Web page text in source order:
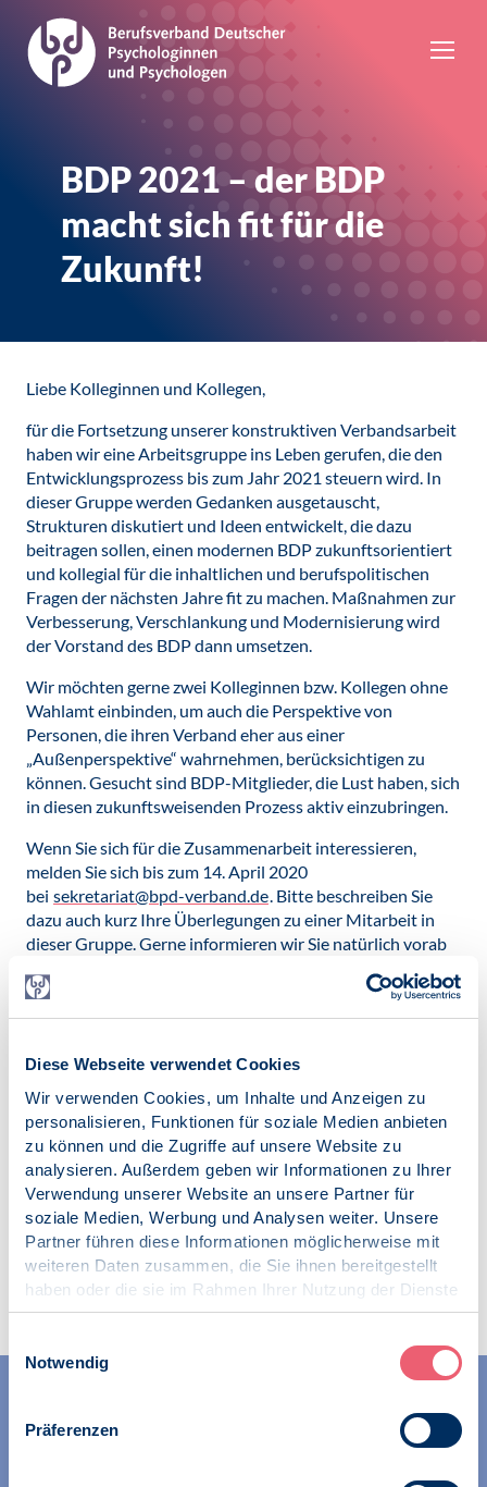
Diese Webseite verwendet Cookies
Wir verwenden Cookies, um Inhalte und Anzeigen zu
personalisieren, Funktionen für soziale Medien anbieten
zu können und die Zugriffe auf unsere Website zu
analysieren. Außerdem geben wir Informationen zu Ihrer
Verwendung unserer Website an unsere Partner für
soziale Medien, Werbung und Analysen weiter. Unsere
Partner führen diese Informationen möglicherweise mit
weiteren Daten zusammen, die Sie ihnen bereitgestellt
haben oder die sie im Rahmen Ihrer Nutzung der Dienste
gesammelt haben.
Notwendig
Präferenzen
BDP 2021 – der BDP
macht sich fit für die
Zukunft!
Liebe Kolleginnen und Kollegen,
für die Fortsetzung unserer konstruktiven Verbandsarbeit
haben wir eine Arbeitsgruppe ins Leben gerufen, die den
Entwicklungsprozess bis zum Jahr 2021 steuern wird. In
dieser Gruppe werden Gedanken ausgetauscht,
Strukturen diskutiert und Ideen entwickelt, die dazu
beitragen sollen, einen modernen BDP zukunftsorientiert
und kollegial für die inhaltlichen und berufspolitischen
Fragen der nächsten Jahre fit zu machen. Maßnahmen zur
Verbesserung, Verschlankung und Modernisierung wird
der Vorstand des BDP dann umsetzen.
Wir möchten gerne zwei Kolleginnen bzw. Kollegen ohne
Wahlamt einbinden, um auch die Perspektive von
Personen, die ihren Verband eher aus einer
„Außenperspektive“ wahrnehmen, berücksichtigen zu
können. Gesucht sind BDP-Mitglieder, die Lust haben, sich
in diesen zukunftsweisenden Prozess aktiv einzubringen.
Wenn Sie sich für die Zusammenarbeit interessieren,
melden Sie sich bis zum 14. April 2020
bei sekretariat@bpd-verband.de. Bitte beschreiben Sie
dazu auch kurz Ihre Überlegungen zu einer Mitarbeit in
dieser Gruppe. Gerne informieren wir Sie natürlich vorab
Präsidentin
Veröffentlicht am:
10.03.2020
Zur Übersicht